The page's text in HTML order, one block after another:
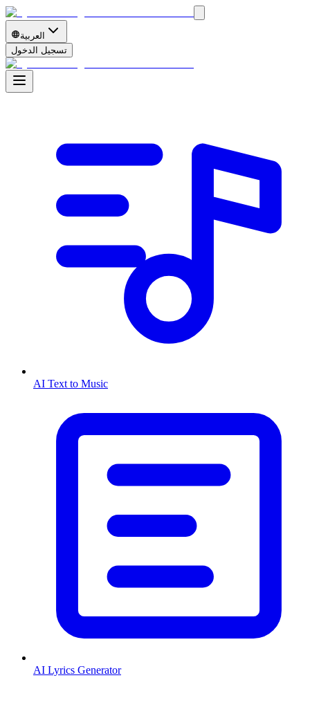
العربية
تسجيل الدخول
AI Text to Music
AI Lyrics Generator